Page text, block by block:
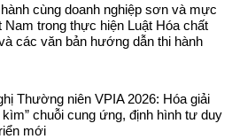
cùng doanh nghiệp sơn và mực
Nam trong thực hiện Luật Hóa chất
các văn bản hướng dẫn thi hành
Thường niên VPIA 2026: Hóa giải
kìm” chuỗi cung ứng, định hình tư duy
mới